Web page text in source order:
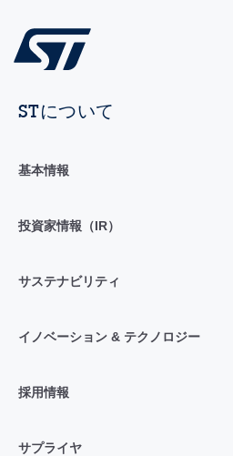
STについて
基本情報
投資家情報（IR）
サステナビリティ
イノベーション & テクノロジー
採用情報
サプライヤ